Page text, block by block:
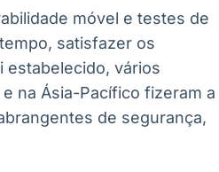
móvel e testes de
satisfazer os
estabelecido, vários
na Ásia-Pacífico fizeram a
de segurança,